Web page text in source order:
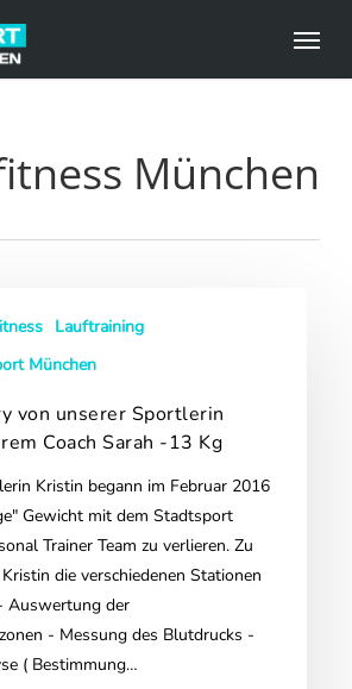
Menu
München
Lauftraining
München
von unserer Sportlerin
Coach Sarah -13 Kg
Kristin begann im Februar 2016
Gewicht mit dem Stadtsport
Trainer Team zu verlieren. Zu
die verschiedenen Stationen
Auswertung der
- Messung des Blutdrucks -
( Bestimmung…